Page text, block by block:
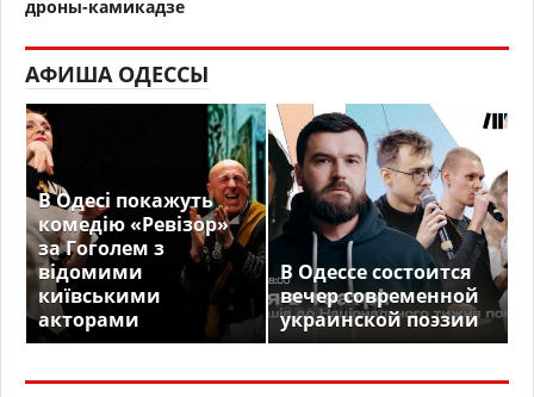
дроны-камикадзе
АФИША ОДЕССЫ
В Одесі покажуть
комедію «Ревізор»
за Гоголем з
відомими
київськими
акторами
В Одессе состоится
вечер современной
украинской поэзии